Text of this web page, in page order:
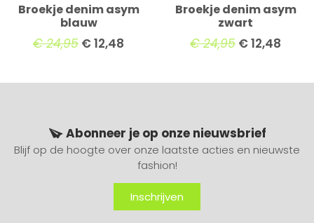
Broekje denim asym
blauw
€24,95 €12,48
Broekje denim asym
zwart
€24,95 €12,48
Abonneer je op onze nieuwsbrief
Blijf op de hoogte over onze laatste acties en nieuwste
fashion!
Inschrijven